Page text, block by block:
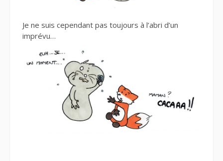
Je ne suis cependant pas toujours à l’abri d’un
imprévu…